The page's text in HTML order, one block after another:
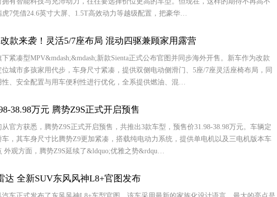
虎7凭借24.6英寸大屏、1.5T高效动力等越级配置，把豪华…
改款来袭！灵活5/7座布局 混动四驱兼顾家用露营
紧凑型MPV&mdash;&mdash;新款Sienta正式公布官图并同步海外开售。新车作为改款
位城市多孩家用代步，车身尺寸紧凑，提供双侧电动侧滑门、5座/7座灵活座椅布局，同
性、安全配置与用车便利性进行优化，全系提供燃油、混…
38.98万元 腾势Z9S正式开启预售
从官方获悉，腾势Z9S正式开启预售，共推出3款车型，预售价31.98-38.98万元。车辆定
，其车身尺寸比腾势Z9更加紧凑，搭载纯电动力系统，提供单电机以及三电机版本车
外观方面，腾势Z9S延续了&ldquo;优雅之势&rdqu…
达 全新SUV东风风神L8+官图发布